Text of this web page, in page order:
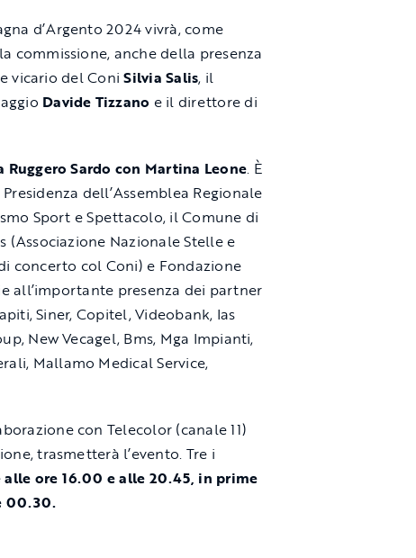
d’Argento 2024 vivrà, come
commissione, anche della presenza
vicario del ConiSilvia Salis, il
Davide Tizzano e il direttore di
Ruggero Sardo con Martina Leone. È
dell’Assemblea Regionale
Sport e Spettacolo, il Comune di
(Associazione Nazionale Stelle e
concerto col Coni) e Fondazione
all’importante presenza dei partner
Siner, Copitel, Videobank, Ias
New Vecagel, Bms, Mga Impianti,
Mallamo Medical Service,
con Telecolor (canale 11)
trasmetterà l’evento. Tre i
alle ore 16.00 e alle 20.45, in prime
00.30.